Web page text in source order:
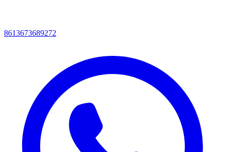
8613673689272